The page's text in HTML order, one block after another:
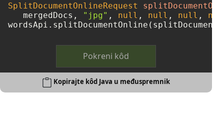
SplitDocumentOnlineRequest
   mergedDocs,
"jpg" , null , null , null ,
Pokreni kôd
Kopirajte kôd Java u međuspremnik